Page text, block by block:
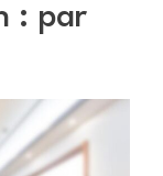
: par